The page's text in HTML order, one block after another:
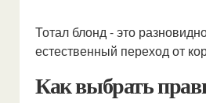
Тотал блонд - это
естественный переход от
Как выбрать